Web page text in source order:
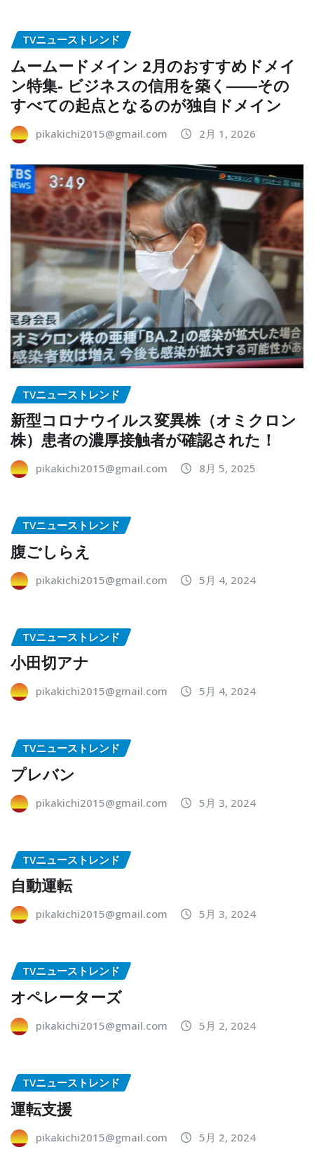
TVニューストレンド
ムームードメイン 2月のおすすめドメイ
ン特集- ビジネスの信用を築く――その
すべての起点となるのが独自ドメイン
pikakichi2015@gmail.com 2月 1, 2026
TVニューストレンド
新型コロナウイルス変異株（オミクロン
株）患者の濃厚接触者が確認された！
pikakichi2015@gmail.com 8月 5, 2025
TVニューストレンド
腹ごしらえ
pikakichi2015@gmail.com 5月 4, 2024
TVニューストレンド
小田切アナ
pikakichi2015@gmail.com 5月 4, 2024
TVニューストレンド
プレバン
pikakichi2015@gmail.com 5月 3, 2024
TVニューストレンド
自動運転
pikakichi2015@gmail.com 5月 3, 2024
TVニューストレンド
オペレーターズ
pikakichi2015@gmail.com 5月 2, 2024
TVニューストレンド
運転支援
pikakichi2015@gmail.com 5月 2, 2024